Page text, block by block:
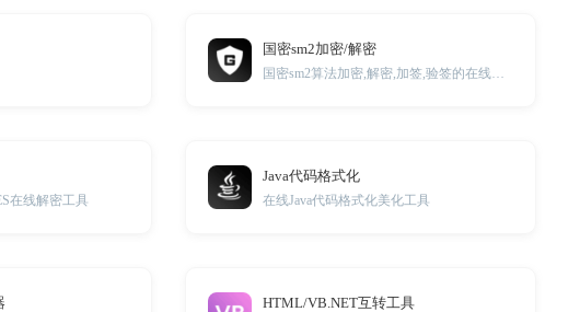
国密sm2加密/解密
在线解密工具
Java代码格式化
在线Java代码格式化美化工具
HTML/VB.NET互转工具